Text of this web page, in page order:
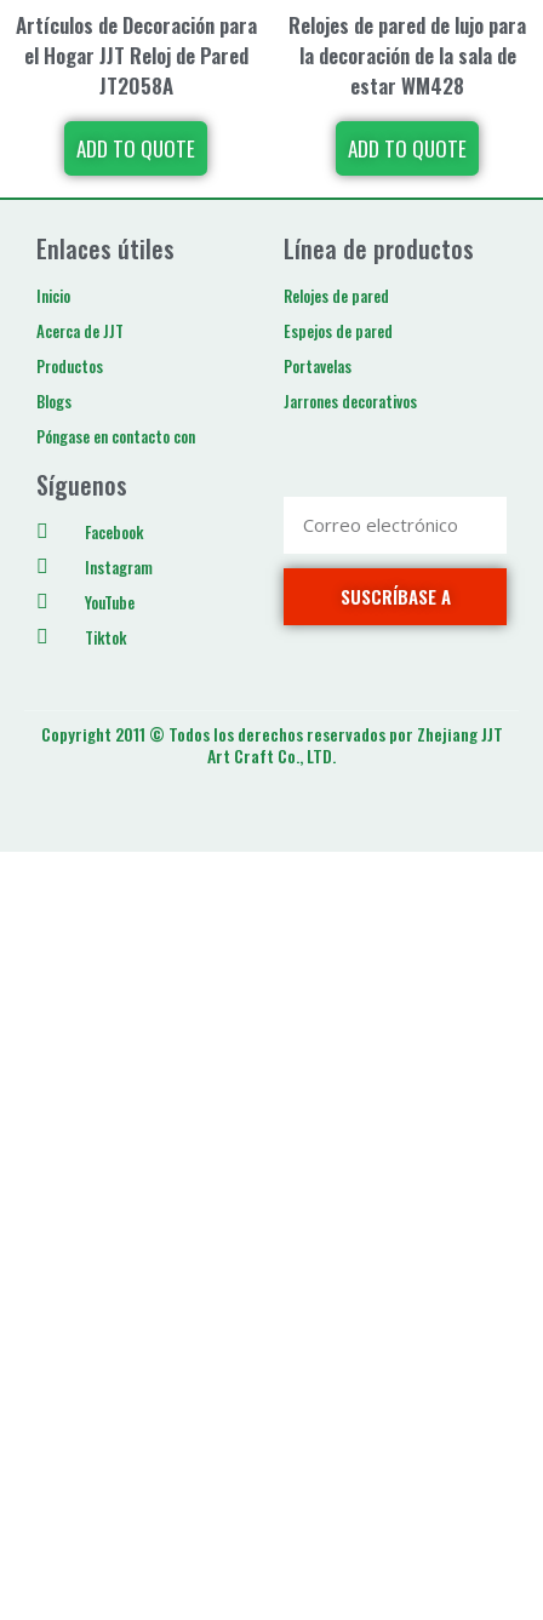
Artículos de Decoración para
el Hogar JJT Reloj de Pared
JT2058A
ADD TO QUOTE
Relojes de pared de lujo para
la decoración de la sala de
estar WM428
ADD TO QUOTE
Enlaces útiles
Inicio
Acerca de JJT
Productos
Blogs
Póngase en contacto con
Línea de productos
Relojes de pared
Espejos de pared
Portavelas
Jarrones decorativos
Síguenos
Facebook
Instagram
YouTube
Tiktok
SUSCRÍBASE A
Copyright 2011 © Todos los derechos reservados por Zhejiang JJT
Art Craft Co., LTD.